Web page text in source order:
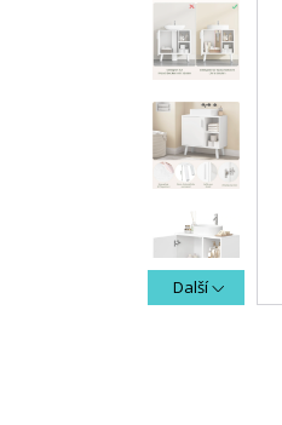
Další